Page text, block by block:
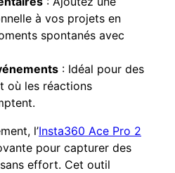
à vos projets en
spontanés avec
: Idéal pour des
où les réactions
l’Insta360 Ace Pro 2
pour capturer des
effort. Cet outil